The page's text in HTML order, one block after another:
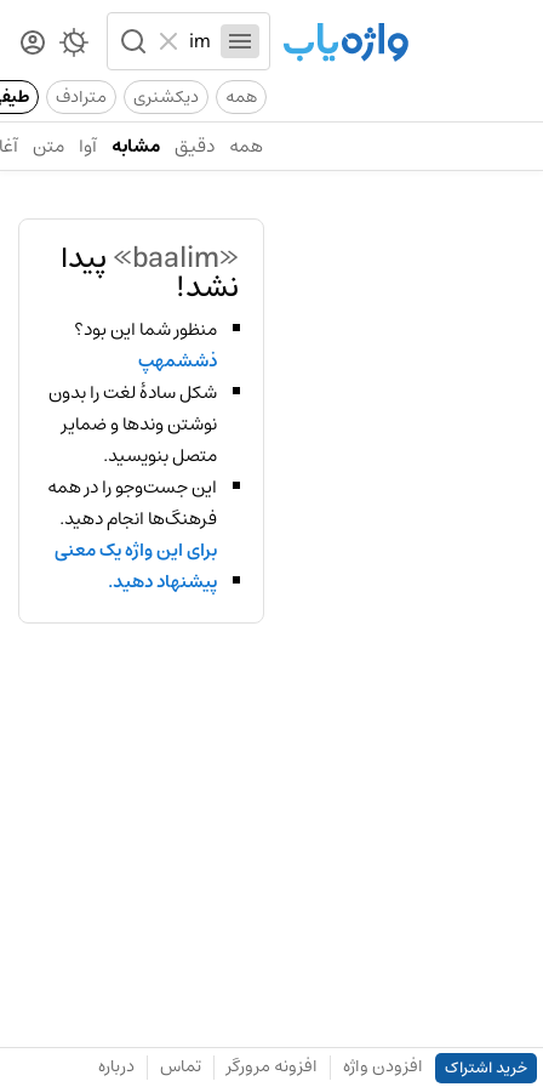
همه دیکشنری مترادف
همه دقیق مشابه آوا متن
«baalim» پیدا
نشد!
منظور شما این بود؟
ذششمهپ
شکل سادهٔ لغت را بدون
نوشتن وندها و ضمایر
متصل بنویسید.
این جست‌وجو را در همه
فرهنگ‌ها انجام دهید.
برای این واژه یک معنی
پیشنهاد دهید.
خرید اشتراک افزودن واژه افزونه مرورگر تماس درباره